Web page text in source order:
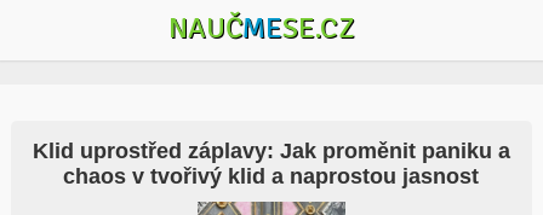
NAUČMESE.CZ
Klid uprostřed záplavy: Jak proměnit paniku a
chaos v tvořivý klid a naprostou jasnost